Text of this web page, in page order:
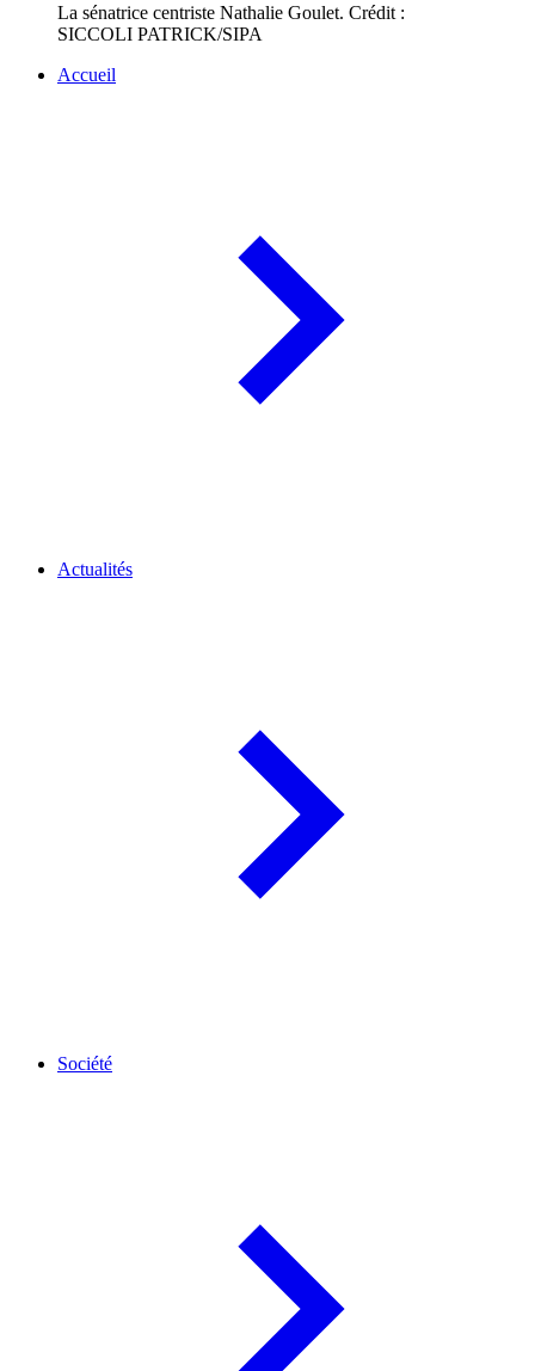
La sénatrice centriste Nathalie Goulet. Crédit :
SICCOLI PATRICK/SIPA
Accueil
Actualités
Société